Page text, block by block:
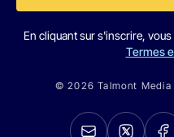
En cliquant sur s'inscrire,
Termes
© 2026 Talmont